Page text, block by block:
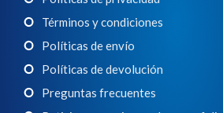
Términos y condiciones
Políticas de envío
Políticas de devolución
Preguntas frecuentes